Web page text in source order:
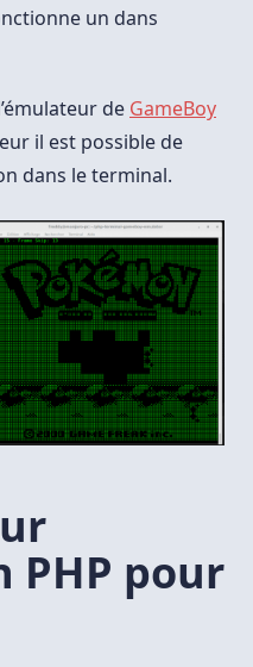
un dans
de GameBoy
il est possible de
dans le terminal.
PHP pour